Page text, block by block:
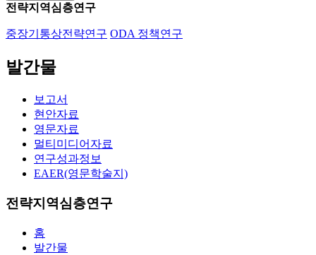
전략지역심층연구
중장기통상전략연구 ODA 정책연구
발간물
보고서
현안자료
영문자료
멀티미디어자료
연구성과정보
EAER(영문학술지)
전략지역심층연구
홈
발간물